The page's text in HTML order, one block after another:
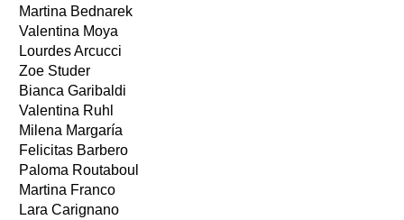
Martina Bednarek
Valentina Moya
Lourdes Arcucci
Zoe Studer
Bianca Garibaldi
Valentina Ruhl
Milena Margaría
Felicitas Barbero
Paloma Routaboul
Martina Franco
Lara Carignano